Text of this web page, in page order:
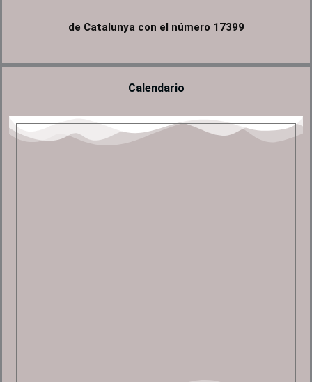
o e b o
de Catalunya con el número 17399
Calendario